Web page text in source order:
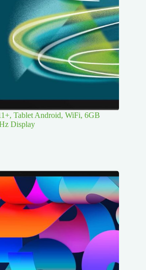
Tablet Android, WiFi, 6GB
Display